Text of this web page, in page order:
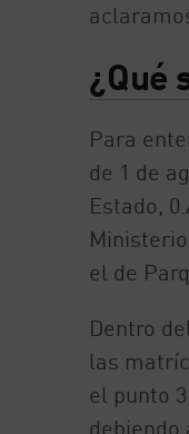
¿Qué
Para
de 1 de
Estado,
el de
Dentro
las
el punto